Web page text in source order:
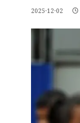
2025-12-02